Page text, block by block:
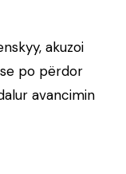
akuzoi
po përdor
avancimin